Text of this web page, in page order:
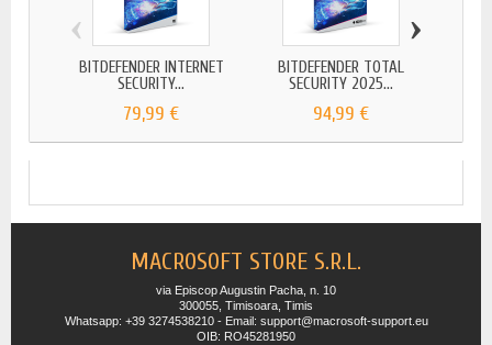
BITDEFENDER INTERNET
SECURITY...
79,99 €
BITDEFENDER TOTAL
SECURITY 2025...
94,99 €
‹ ›
MACROSOFT STORE S.R.L.
via Episcop Augustin Pacha, n. 10
300055, Timisoara, Timis
Whatsapp: +39 3274538210 - Email: support@macrosoft-support.eu
OIB: RO45281950